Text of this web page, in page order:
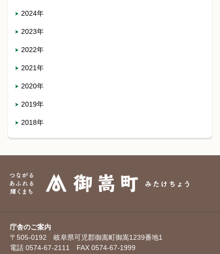
2024年
2023年
2022年
2021年
2020年
2019年
2018年
庁舎のご案内
〒505-0192 岐阜県可児郡御嵩町御嵩1239番地1
電話 0574-67-2111 FAX 0574-67-1999